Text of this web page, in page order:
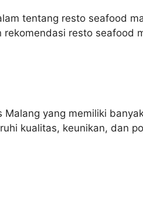
tentang resto seafood
resto seafood
yang memiliki
kualitas, keunikan, dan